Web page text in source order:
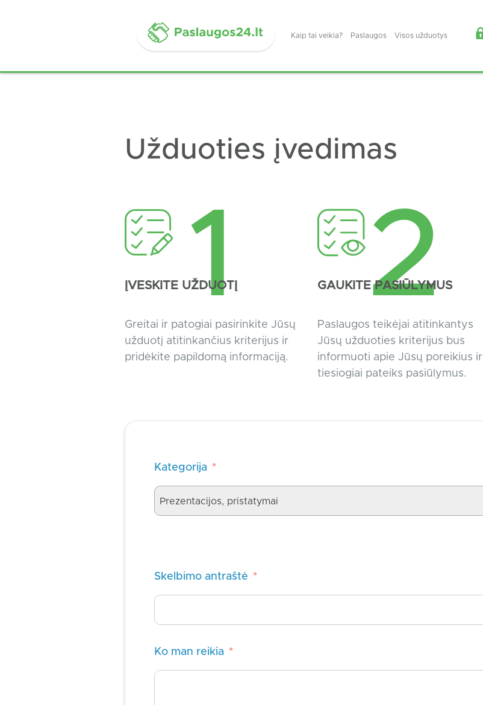
Kaip tai veikia? Paslaugos Visos užduotys
Užduoties įvedimas
1
ĮVESKITE UŽDUOTĮ
Greitai ir patogiai pasirinkite Jūsų
užduotį atitinkančius kriterijus ir
pridėkite papildomą informaciją.
2
GAUKITE PASIŪLYMUS
Paslaugos teikėjai atitinkantys
Jūsų užduoties kriterijus bus
informuoti apie Jūsų poreikius ir
tiesiogiai pateiks pasiūlymus.
Kategorija *
Prezentacijos, pristatymai
Skelbimo antraštė *
Ko man reikia *